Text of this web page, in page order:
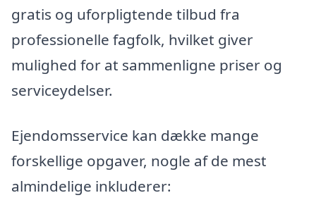
gratis og uforpligtende tilbud fra
professionelle fagfolk, hvilket giver
mulighed for at sammenligne priser og
serviceydelser.
Ejendomsservice kan dække mange
forskellige opgaver, nogle af de mest
almindelige inkluderer: